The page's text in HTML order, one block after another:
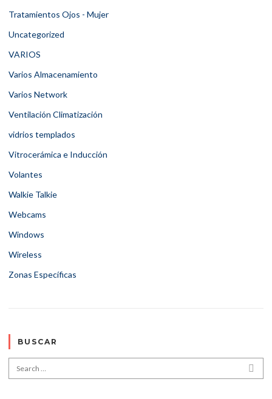
Tratamientos Ojos - Mujer
Uncategorized
VARIOS
Varios Almacenamiento
Varios Network
Ventilación Climatización
vidrios templados
Vitrocerámica e Inducción
Volantes
Walkie Talkie
Webcams
Windows
Wireless
Zonas Específicas
BUSCAR
Search for: